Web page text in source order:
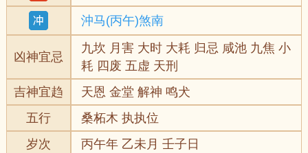
沖马(丙午)煞南
凶神宜忌
九坎 月害 大时 大耗 归忌 咸池 九焦 小
耗 四废 五虚 天刑
吉神宜趋
天恩 金堂 解神 鸣犬
五行
桑柘木 执执位
岁次
丙午年 乙未月 壬子日